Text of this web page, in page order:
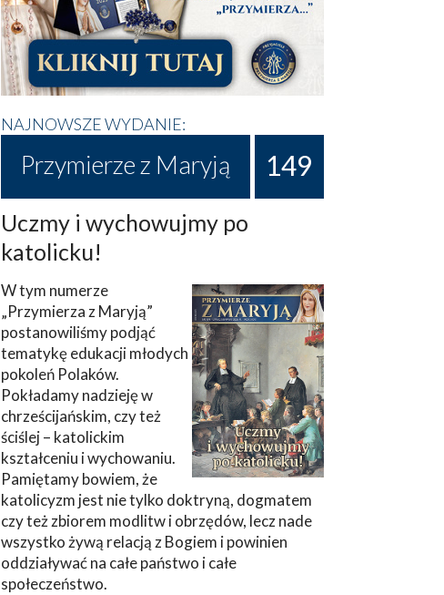
NAJNOWSZE WYDANIE:
Przymierze z Maryją 149
Uczmy i wychowujmy po
katolicku!
W tym numerze
„Przymierza z Maryją”
postanowiliśmy podjąć
tematykę edukacji młodych
pokoleń Polaków.
Pokładamy nadzieję w
chrześcijańskim, czy też
ściślej – katolickim
kształceniu i wychowaniu.
Pamiętamy bowiem, że
katolicyzm jest nie tylko doktryną, dogmatem
czy też zbiorem modlitw i obrzędów, lecz nade
wszystko żywą relacją z Bogiem i powinien
oddziaływać na całe państwo i całe
społeczeństwo.